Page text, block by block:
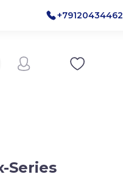
+79120434462
Series